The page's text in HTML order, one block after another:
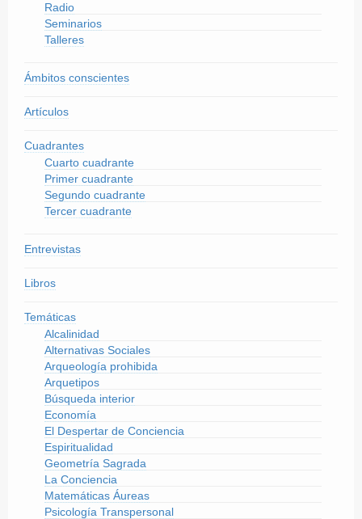
Radio
Seminarios
Talleres
Ámbitos conscientes
Artículos
Cuadrantes
Cuarto cuadrante
Primer cuadrante
Segundo cuadrante
Tercer cuadrante
Entrevistas
Libros
Temáticas
Alcalinidad
Alternativas Sociales
Arqueología prohibida
Arquetipos
Búsqueda interior
Economía
El Despertar de Conciencia
Espiritualidad
Geometría Sagrada
La Conciencia
Matemáticas Áureas
Psicología Transpersonal